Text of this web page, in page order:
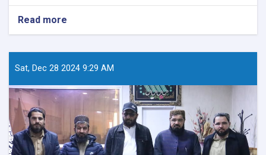
Read more
A
race
held
17
Foreign
Tourists
in
Kabul
Sat, Dec 28 2024 9:29 AM